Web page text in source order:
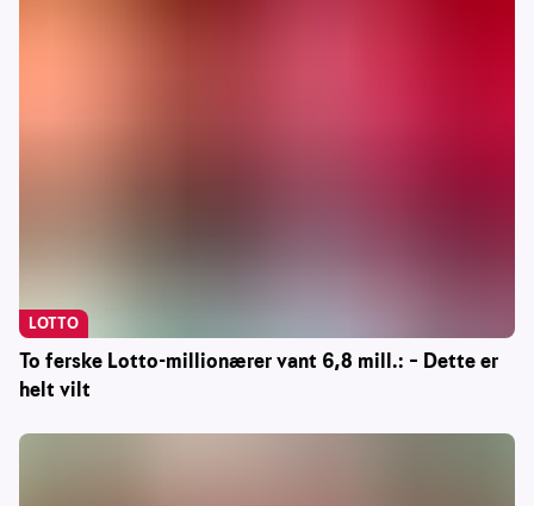
To ferske Lotto-millionærer vant 6,8 mill.: – Dette er
helt vilt
LOTTO